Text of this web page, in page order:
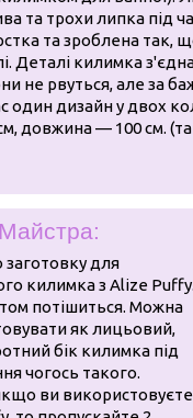
та трохи липка під
та зроблена так,
Деталі килимка
не рвуться, але за
один дизайн у двох
довжина — 100 см.
Майстра:
для
килимка з Alize Puffy.
потішиться. Можна
як лицьовий,
бік килимка під
чогось такого.
ви використовуєте